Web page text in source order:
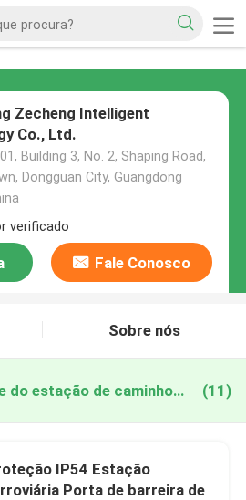
Zecheng Intelligent
Co., Ltd.
Building 3, No. 2, Shaping Road,
Dongguan City, Guangdong
verificado
Fale Conosco
Sobre nós
China Torniquete do estação de caminhos de ferro (11)
IP54 Estação
Porta de barreira de